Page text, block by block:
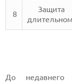
8
Защита
До недавнего